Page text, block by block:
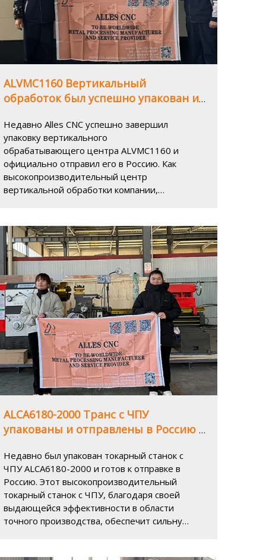
ALVMC1160 Вертикальный
обработок был успешно упакован и
обновить производственную
отрасль
Недавно Alles CNC успешно завершил
упаковку вертикального
обрабатывающего центра ALVMC1160 и
официально отправил его в Россию. Как
высокопроизводительный центр
вертикальной обработки компании,
обработки и обеспечит сильную
поддержку приложению российских
клиентов в производственной отрасли.
ALCA6180-2000 Транс с ЧПУ
упакованы и отправлены в Россию -
производственную отрасль
Недавно был упакован токарный станок с
ЧПУ ALCA6180-2000 и готов к отправке в
Россию. Этот высокопроизводительный
токарный станок с ЧПУ, благодаря своей
выдающейся эффективности в области
точного производства, обеспечит сильную